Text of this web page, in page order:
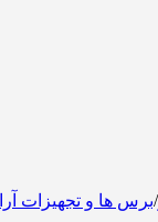
/برس ها و تجهیزات